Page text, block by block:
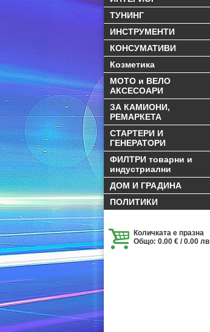
ТУНИНГ
ИНСТРУМЕНТИ
КОНСУМАТИВИ
Козметика
МОТО и ВЕЛО
АКСЕСОАРИ
ЗА КАМИОНИ,
РЕМАРКЕТА
СТАРТЕРИ И
ГЕНЕРАТОРИ
ФИЛТРИ товарни и
индустриални
ДОМ И ГРАДИНА
ПОЛИТИКИ
Количката е празна
Общо: 0.00 € / 0.00 лв